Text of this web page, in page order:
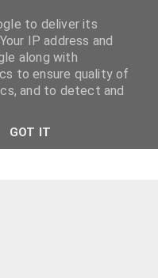
to deliver its
IP address and
along with
to ensure quality of
and to detect and
GOT IT